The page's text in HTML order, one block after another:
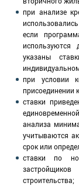
при анализе
если
используются
указаны
при условии
присоединении
ставки
анализа
учитываются
срок или
ставки по
строительства;